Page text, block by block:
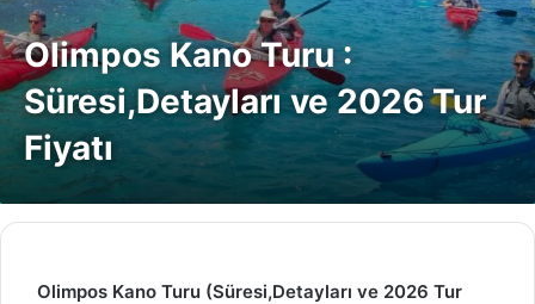
Olimpos Kano Turu :
Süresi,Detayları ve 2026 Tur
Fiyatı
Olimpos Kano Turu (Süresi,Detayları ve 2026 Tur